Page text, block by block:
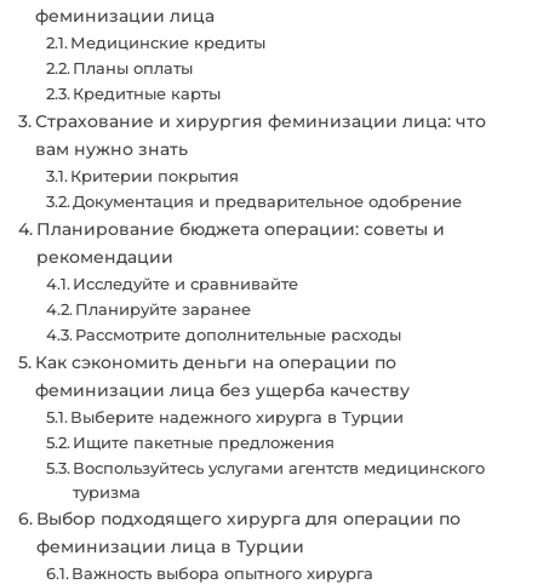
феминизации лица
Медицинские кредиты
Планы оплаты
Кредитные карты
Страхование и хирургия феминизации лица: что
вам нужно знать
Критерии покрытия
Документация и предварительное одобрение
Планирование бюджета операции: советы и
рекомендации
Исследуйте и сравнивайте
Планируйте заранее
Рассмотрите дополнительные расходы
Как сэкономить деньги на операции по
феминизации лица без ущерба качеству
Выберите надежного хирурга в Турции
Ищите пакетные предложения
Воспользуйтесь услугами агентств медицинского
туризма
Выбор подходящего хирурга для операции по
феминизации лица в Турции
Важность выбора опытного хирурга